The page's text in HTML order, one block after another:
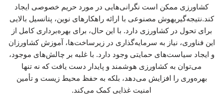
کشاورزی ممکن است نگرانی‌هایی در مورد حریم خصوصی ایجاد
کند.نتیجه‌گیریهوش مصنوعی با ارائه راهکارهای نوین، پتانسیل بالایی
برای تحول در کشاورزی دارد. با این حال، برای بهره‌برداری کامل از
این فناوری، نیاز به سرمایه‌گذاری در زیرساخت‌ها، آموزش کشاورزان
و ایجاد سیاست‌های حمایتی وجود دارد. با غلبه بر چالش‌های موجود،
می‌توان به کشاورزی هوشمند و پایدار دست یافت که نه تنها
بهره‌وری را افزایش می‌دهد، بلکه به حفظ محیط زیست و تأمین
امنیت غذایی کمک می‌کند.